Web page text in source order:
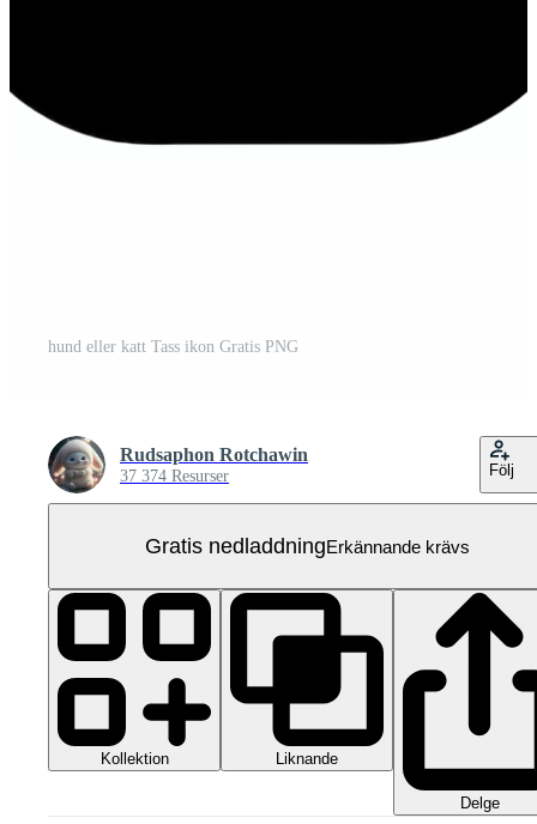
hund eller katt Tass ikon Gratis PNG
Rudsaphon Rotchawin
37 374 Resurser Följ
Gratis nedladdningErkännande krävs
Kollektion Liknande
Delge